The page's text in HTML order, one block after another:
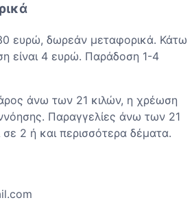
ευρώ, δωρεάν μεταφορικά. Κάτω
είναι 4 ευρώ. Παράδοση 1-4
άνω των 21 κιλών, η χρέωση
Παραγγελίες άνω των 21
2 ή και περισσότερα δέματα.